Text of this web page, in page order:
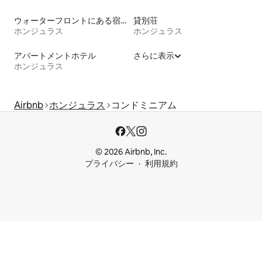
ウォーターフロントにある宿泊施設
ホンジュラス
貸別荘
ホンジュラス
アパートメントホテル
ホンジュラス
さらに表示
Airbnb ホンジュラス コンドミニアム
© 2026 Airbnb, Inc.
プライバシー
利用規約